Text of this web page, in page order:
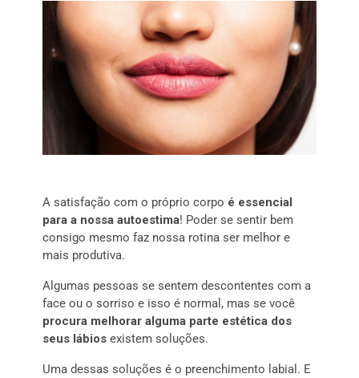
A satisfação com o próprio corpo é essencial
para a nossa autoestima! Poder se sentir bem
consigo mesmo faz nossa rotina ser melhor e
mais produtiva.
Algumas pessoas se sentem descontentes com a
face ou o sorriso e isso é normal, mas se você
procura melhorar alguma parte estética dos
seus lábios existem soluções.
Uma dessas soluções é o preenchimento labial. E